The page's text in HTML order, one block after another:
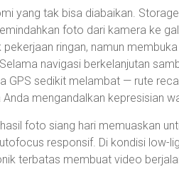
yang tak bisa diabaikan.
foto dari kamera ke
pekerjaan ringan, namun
navigasi berkelanjutan
GPS sedikit melambat — rute
mengandalkan kepresisian
foto siang hari memuaskan
responsif. Di kondisi low-
terbatas membuat video